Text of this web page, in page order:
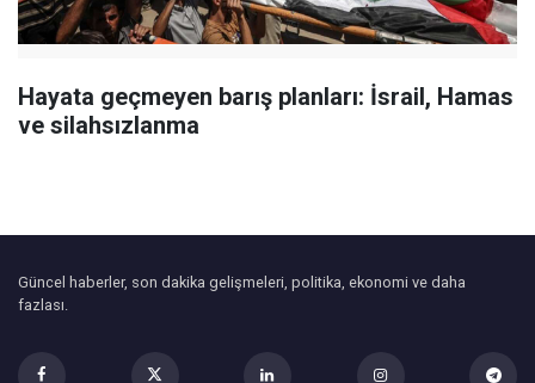
Hayata geçmeyen barış planları: İsrail, Hamas
ve silahsızlanma
Güncel haberler, son dakika gelişmeleri, politika, ekonomi ve daha
fazlası.